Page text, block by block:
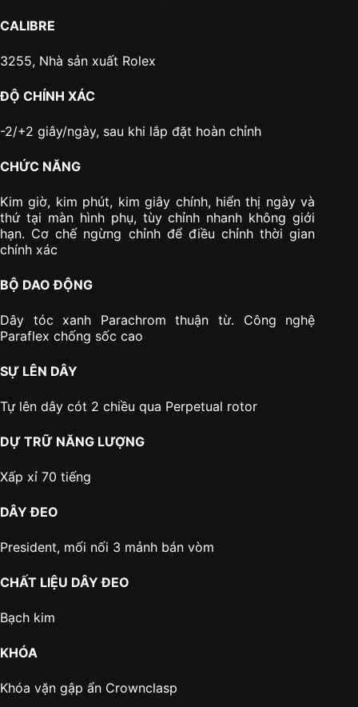
CALIBRE
3255, Nhà sản xuất Rolex
ĐỘ CHÍNH XÁC
-2/+2 giây/ngày, sau khi lắp đặt hoàn chỉnh
CHỨC NĂNG
Kim giờ, kim phút, kim giây chính, hiển thị ngày và
thứ tại màn hình phụ, tùy chỉnh nhanh không giới
hạn. Cơ chế ngừng chỉnh để điều chỉnh thời gian
chính xác
BỘ DAO ĐỘNG
Dây tóc xanh Parachrom thuận từ. Công nghệ
Paraflex chống sốc cao
SỰ LÊN DÂY
Tự lên dây cót 2 chiều qua Perpetual rotor
DỰ TRỮ NĂNG LƯỢNG
Xấp xỉ 70 tiếng
DÂY ĐEO
President, mối nối 3 mảnh bán vòm
CHẤT LIỆU DÂY ĐEO
Bạch kim
KHÓA
Khóa vặn gập ẩn Crownclasp